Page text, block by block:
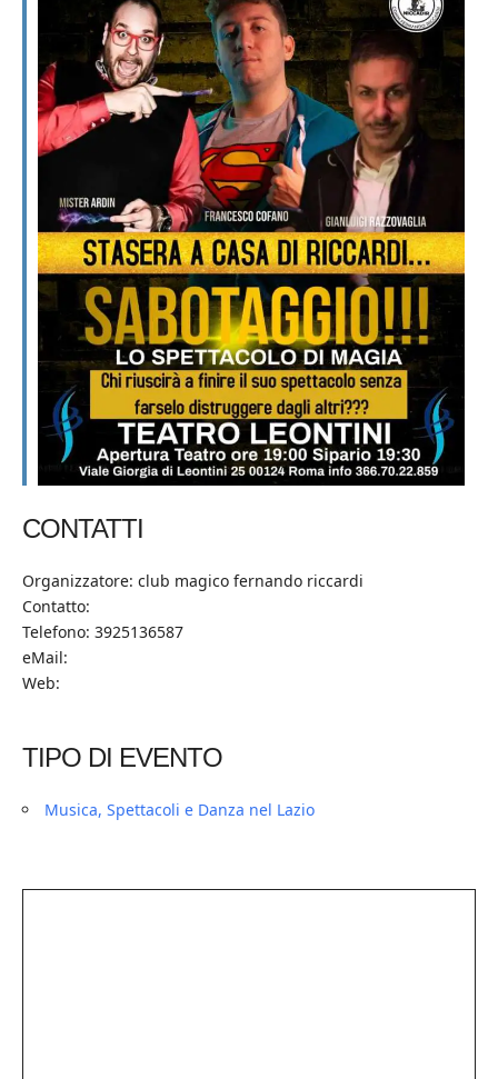
CONTATTI
Organizzatore: club magico fernando riccardi
Contatto:
Telefono: 3925136587
eMail:
Web:
TIPO DI EVENTO
Musica, Spettacoli e Danza nel Lazio